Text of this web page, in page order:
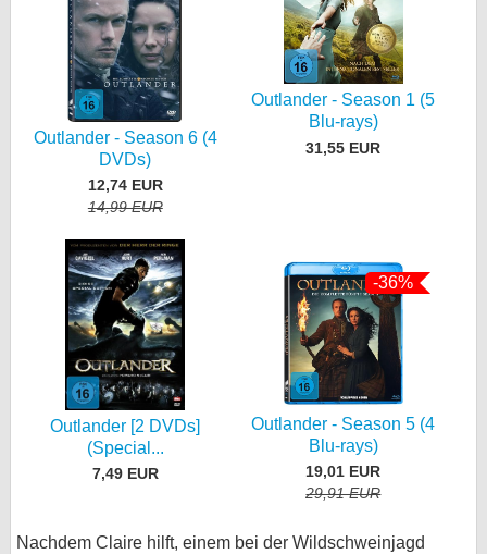
Outlander - Season 6 (4
DVDs)
12,74 EUR
14,99 EUR
Outlander - Season 1 (5
Blu-rays)
31,55 EUR
Outlander [2 DVDs]
(Special...
7,49 EUR
-36%
Outlander - Season 5 (4
Blu-rays)
19,01 EUR
29,91 EUR
Nachdem Claire hilft, einem bei der Wildschweinjagd